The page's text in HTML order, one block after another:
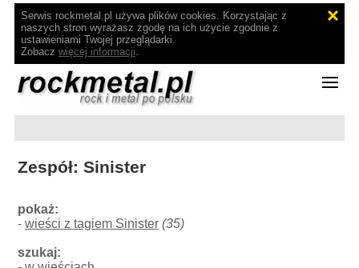
Serwis rockmetal.pl używa plików cookies. Korzystając z
naszych stron wyrażasz zgodę na ich użycie zgodnie z
ustawieniami Twojej przeglądarki.
Zobacz więcej informacji.
Zespół: Sinister
pokaż:
-wieści z tagiem Sinister (35)
szukaj: